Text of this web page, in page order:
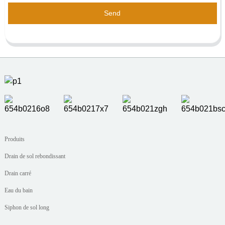
Send
Produits
Drain de sol rebondissant
Drain carré
Eau du bain
Siphon de sol long